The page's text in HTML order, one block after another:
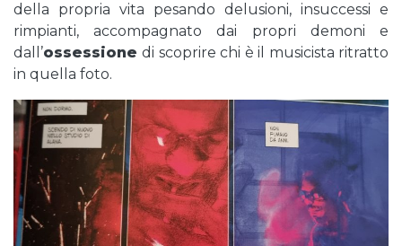
della propria vita pesando delusioni, insuccessi e
rimpianti, accompagnato dai propri demoni e
dall’ossessionedi scoprire chi è il musicista ritratto
in quella foto.